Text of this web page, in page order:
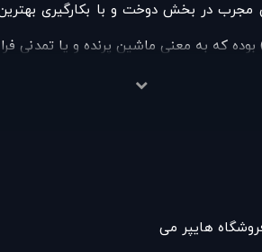
مجرب در بخش دوخت و با بکارگیری